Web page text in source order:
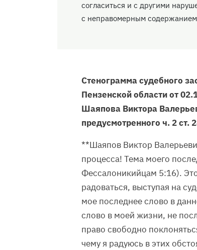
согласиться и с другими
с неправомерным
Стенограмма судебного
Пензенской области от
Шаяпова Виктора
предусмотренного ч. 2 ст.
**Шаяпов Виктор
процесса! Тема моего
Фессалоникийцам 5:16).
радоваться, выступая на
мое последнее слово в
слово в моей жизни, не
право свободно
чему я радуюсь в этих